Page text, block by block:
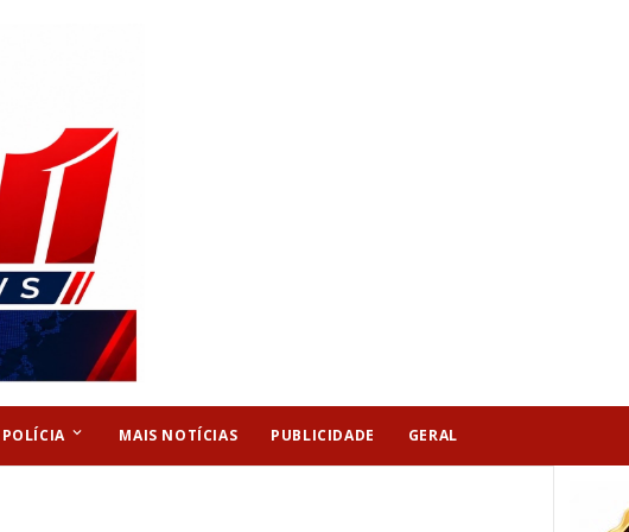
POLÍCIA keyboard_arrow_down MAIS NOTÍCIAS PUBLICIDADE GERAL